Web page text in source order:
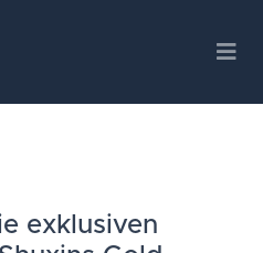
exklusiven